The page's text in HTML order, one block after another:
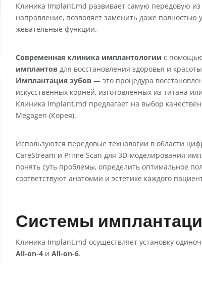
Клиника Implant.md развивает самую передовую из
направление, позволяет заменить даже
жевательные функции.
Современная клиника имплантологии с
имплантов для восстановления здоровья и
Имплантация зубов — это процедура
искусственных корней, изготовленных из титана
Клиника Implant.md предлагает на выбор
Megagen (Корея).
Используются передовые технологии в области
CareStream и Prime Scan для 3D-моделирования
понять суть проблемы, определить оптимальное
соответствуют анатомии и эстетике каждого
Системы
Клиника Implant.md осуществляет установку
All-on-4 и All-on-6.